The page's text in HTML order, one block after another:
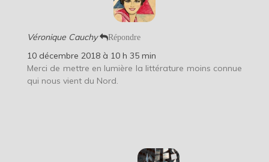
Véronique Cauchy Répondre
10 décembre 2018 à 10 h 35 min
Merci de mettre en lumière la littérature moins connue
qui nous vient du Nord.